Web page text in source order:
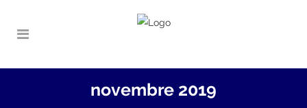
novembre 2019